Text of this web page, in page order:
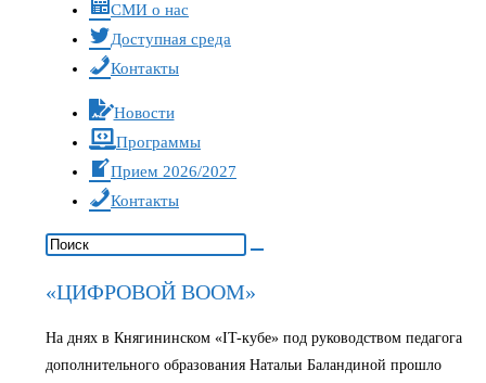
СМИ о нас
Доступная среда
Контакты
Новости
Программы
Прием 2026/2027
Контакты
«ЦИФРОВОЙ BOOM»
На днях в Княгининском «IT-кубе» под руководством педагога
дополнительного образования Натальи Баландиной прошло